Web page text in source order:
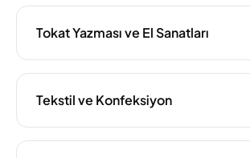
Tokat Yazması ve El Sanatları
Tekstil ve Konfeksiyon